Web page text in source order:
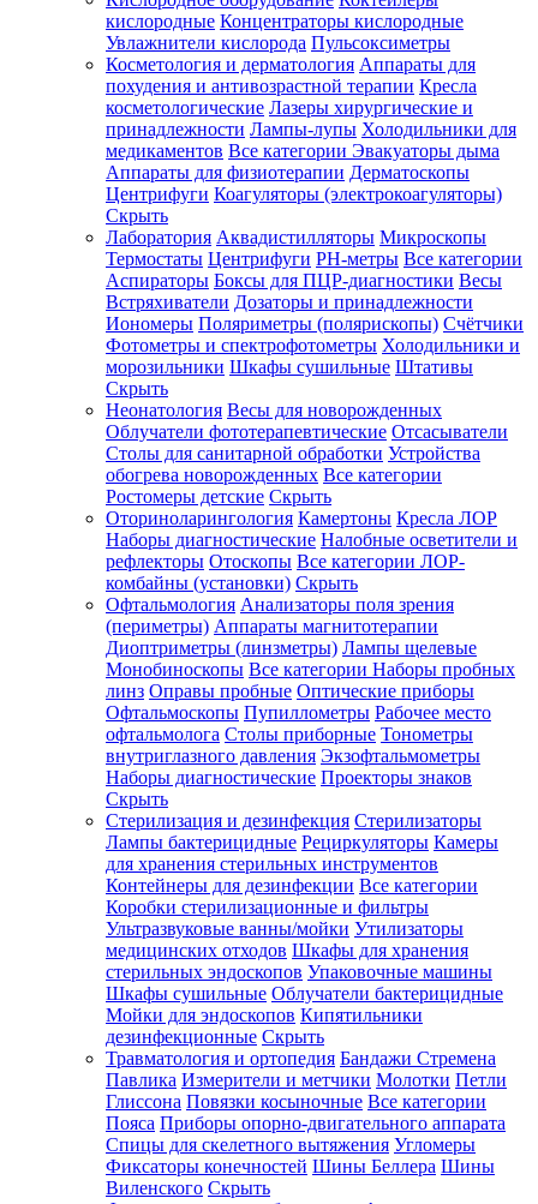
Зарегистрироваться
Зачем
регистрироваться?
Все
покупки
одном
месте
Личный
менеджер
Отслеживание
статуса
заказа
кислородные Концентраторы кислородные
Увлажнители кислорода Пульсоксиметры
Косметология и дерматология Аппараты для
похудения и антивозрастной терапии Кресла
косметологические Лазеры хирургические и
принадлежности Лампы-лупы Холодильники для
медикаментов Все категории Эвакуаторы дыма
Аппараты для физиотерапии Дерматоскопы
Центрифуги Коагуляторы (электрокоагуляторы)
Скрыть
Лаборатория Аквадистилляторы Микроскопы
Термостаты Центрифуги PH-метры Все категории
Аспираторы Боксы для ПЦР-диагностики Весы
Встряхиватели Дозаторы и принадлежности
Иономеры Поляриметры (полярископы) Счётчики
Фотометры и спектрофотометры Холодильники и
морозильники Шкафы сушильные Штативы
Скрыть
Неонатология Весы для новорожденных
Облучатели фототерапевтические Отсасыватели
Столы для санитарной обработки Устройства
обогрева новорожденных Все категории
Ростомеры детские Скрыть
Оториноларингология Камертоны Кресла ЛОР
Наборы диагностические Налобные осветители и
рефлекторы Отоскопы Все категории ЛОР-
комбайны (установки) Скрыть
Офтальмология Анализаторы поля зрения
(периметры) Аппараты магнитотерапии
Диоптриметры (линзметры) Лампы щелевые
Монобиноскопы Все категории Наборы пробных
линз Оправы пробные Оптические приборы
Офтальмоскопы Пупиллометры Рабочее место
офтальмолога Столы приборные Тонометры
внутриглазного давления Экзофтальмометры
Наборы диагностические Проекторы знаков
Скрыть
Стерилизация и дезинфекция Стерилизаторы
Лампы бактерицидные Рециркуляторы Камеры
для хранения стерильных инструментов
Контейнеры для дезинфекции Все категории
Коробки стерилизационные и фильтры
Ультразвуковые ванны/мойки Утилизаторы
медицинских отходов Шкафы для хранения
стерильных эндоскопов Упаковочные машины
Шкафы сушильные Облучатели бактерицидные
Мойки для эндоскопов Кипятильники
дезинфекционные Скрыть
Травматология и ортопедия Бандажи Стремена
Павлика Измерители и метчики Молотки Петли
Глиссона Повязки косыночные Все категории
Пояса Приборы опорно-двигательного аппарата
Спицы для скелетного вытяжения Угломеры
Фиксаторы конечностей Шины Беллера Шины
Виленского Скрыть